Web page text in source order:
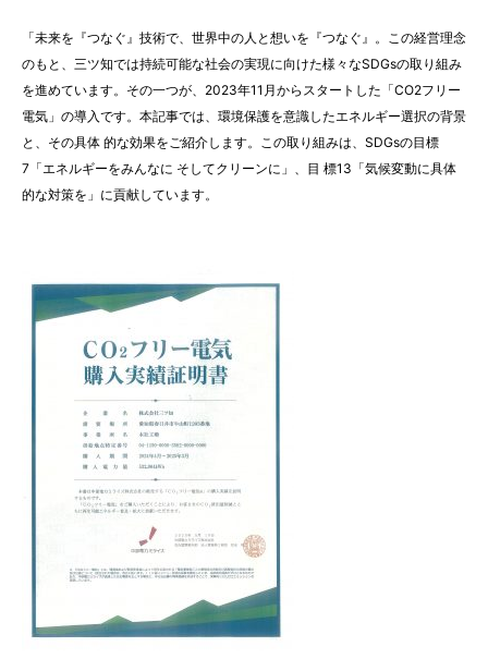
「未来を『つなぐ』技術で、世界中の人と想いを『つなぐ』。この経営理念
のもと、三ツ知では持続可能な社会の実現に向けた様々なSDGsの取り組み
を進めています。その一つが、2023年11月からスタートした「CO2フリー
電気」の導入です。本記事では、環境保護を意識したエネルギー選択の背景
と、その具体 的な効果をご紹介します。この取り組みは、SDGsの目標
7「エネルギーをみんなに そしてクリーンに」、目 標13「気候変動に具体
的な対策を」に貢献しています。